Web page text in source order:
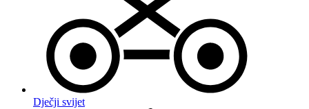
Dječji svijet